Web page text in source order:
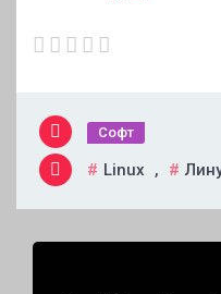
Софт
Linux ,
Навигация